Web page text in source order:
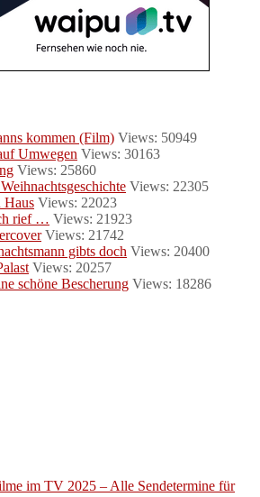
kommen (Film) Views: 50949
Umwegen Views: 30163
Views: 25860
Views: 22305
Views: 22023
rief … Views: 21923
Views: 21742
gibts doch Views: 20400
Views: 20257
schöne Bescherung Views: 18286
im TV 2025 – Alle Sendetermine für